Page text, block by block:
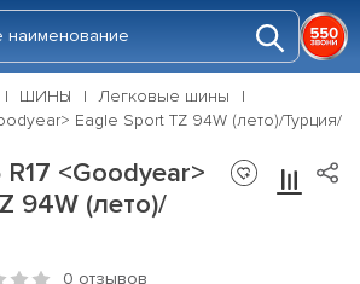
ШИНЫ
Легковые шины
Eagle Sport TZ 94W (лето)/Турция/
<Goodyear>
94W (лето)/
0 отзывов